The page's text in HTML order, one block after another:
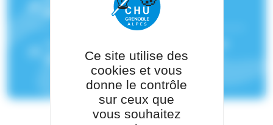
Pneumologie-Physiologie
VaisseauxCe site utilise des
cookies et vous
donne le contrôle
sur ceux que
vous souhaitez